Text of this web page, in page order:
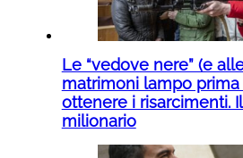
Le “vedove nere” (e
matrimoni lampo
ottenere i risarcimenti.
milionario